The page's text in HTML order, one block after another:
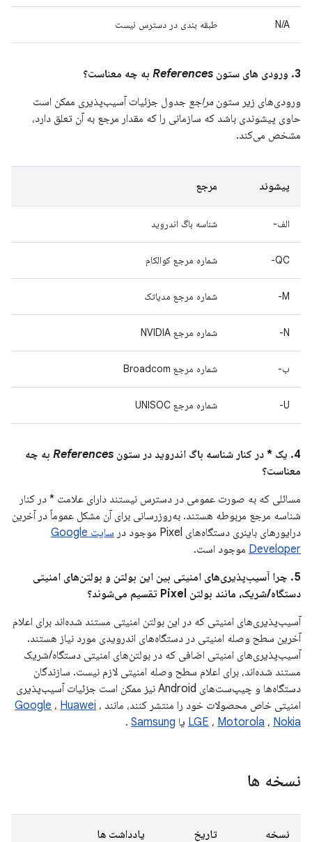
N/A طبقه بندی در دسترس نیست
3. ورودی های ستون References به چه معناست؟
ورودی‌های زیر ستون مراجع جدول جزئیات آسیب‌پذیری ممکن است
حاوی پیشوندی باشد که سازمانی را که مقدار مرجع به آن تعلق دارد،
مشخص می‌کند.
پیشوند مرجع
الف- شناسه باگ اندروید
QC- شماره مرجع کوالکام
M- شماره مرجع مدیاتک
N- شماره مرجع NVIDIA
ب- شماره مرجع Broadcom
U- شماره مرجع UNISOC
4. یک * در کنار شناسه باگ اندروید در ستون References به چه
معناست؟
مسائلی که به صورت عمومی در دسترس نیستند دارای علامت * در کنار
شناسه مرجع مربوطه هستند. به‌روزرسانی برای آن مشکل عموماً در آخرین
درایورهای باینری دستگاه‌های Pixel موجود در
سایت Google
Developer موجود است.
5. چرا آسیب‌پذیری‌های امنیتی بین این بولتن و بولتن‌های امنیتی
دستگاه/شریک، مانند بولتن Pixel تقسیم می‌شوند؟
آسیب‌پذیری‌های امنیتی که در این بولتن امنیتی مستند شده‌اند برای اعلام
آخرین سطح وصله امنیتی در دستگاه‌های اندرویدی مورد نیاز هستند.
آسیب‌پذیری‌های امنیتی اضافی که در بولتن‌های امنیتی دستگاه/شریک
مستند شده‌اند، برای اعلام سطح وصله امنیتی لازم نیست. سازندگان
دستگاه‌ها و چیپ‌ست‌های Android نیز ممکن است جزئیات آسیب‌پذیری
امنیتی خاص محصولات خود را منتشر کنند، مانند
Google ، Huawei ،
LGE ، Motorola ، Nokia یا Samsung
.
نسخه ها
نسخه تاریخ یادداشت ها